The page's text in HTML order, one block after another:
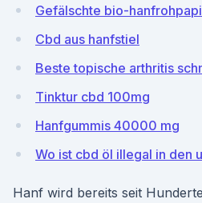
Gefälschte bio-
Cbd aus hanfstiel
Beste topische arthritis
Tinktur cbd 100mg
Hanfgummis 40000 mg
Wo ist cbd öl illegal in den
Hanf wird bereits seit